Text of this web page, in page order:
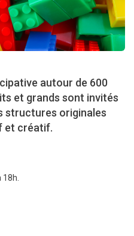
autour de 600
et grands sont invités
structures originales
et créatif.